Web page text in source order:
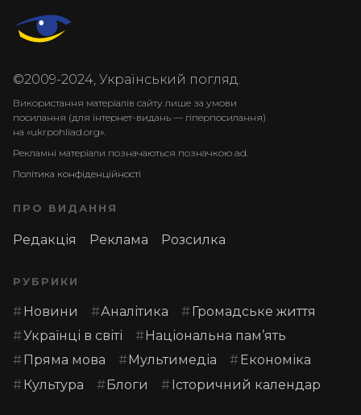
©2009-2024, Український погляд.
Використання матеріалів сайту лише за умови
посилання (для інтернет-видань — гіперпосилання)
на «ukrpohliad.org».
Рекламні матеріали позначаються позначкою ad.
Політика конфіденційності
ПРО ВИДАННЯ
Редакція Реклама Розсилка
РУБРИКИ
Новини Аналітика
Громадське життя
Українці в світі
Національна пам’ять
Пряма мова
Мультимедіа
Економіка
Культура
Блоги Історичний календар